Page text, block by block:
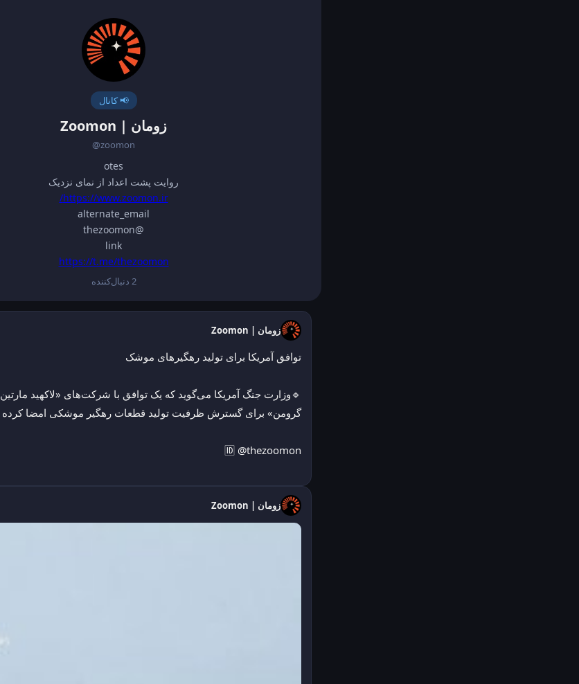
📢 کانال
زومان | Zoomon
@zoomon
otes
روایت پشت اعداد از نمای نزدیک
https://www.zoomon.ir/
alternate_email
@thezoomon
link
https://t.me/thezoomon
2 دنبال‌کننده
زومان | Zoomon
توافق آمریکا برای تولید رهگیرهای موشک
گرومن» برای گسترش ظرفیت تولید قطعات رهگیر موشکی امضا
🆔 @thezoomon
زومان | Zoomon